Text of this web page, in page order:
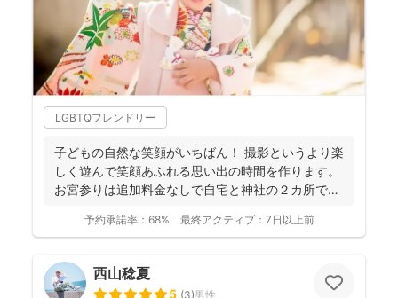
LGBTQフレンドリー
子どもの自然な笑顔がいちばん！ 撮影というより楽
しく遊んで笑顔あふれる思い出の時間を作ります。
お宮参りは追加料金なしで自宅と神社の２カ所で撮
予約承諾率： 68% 最終アクティブ： 7日以上前
西山稔夏
5 (3)男性